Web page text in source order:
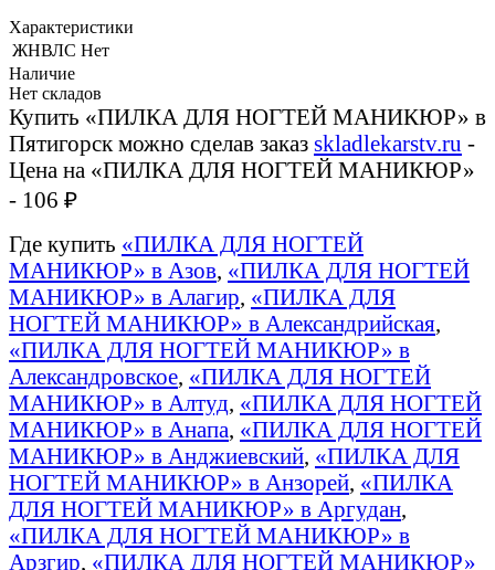
Характеристики
ЖНВЛС Нет
Наличие
Нет складов
Купить «ПИЛКА ДЛЯ НОГТЕЙ МАНИКЮР» в
Пятигорск можно сделав заказ skladlekarstv.ru -
Цена на «ПИЛКА ДЛЯ НОГТЕЙ МАНИКЮР»
- 106 ₽
Где купить «ПИЛКА ДЛЯ НОГТЕЙ
МАНИКЮР» в Азов, «ПИЛКА ДЛЯ НОГТЕЙ
МАНИКЮР» в Алагир, «ПИЛКА ДЛЯ
НОГТЕЙ МАНИКЮР» в Александрийская,
«ПИЛКА ДЛЯ НОГТЕЙ МАНИКЮР» в
Александровское, «ПИЛКА ДЛЯ НОГТЕЙ
МАНИКЮР» в Алтуд, «ПИЛКА ДЛЯ НОГТЕЙ
МАНИКЮР» в Анапа, «ПИЛКА ДЛЯ НОГТЕЙ
МАНИКЮР» в Анджиевский, «ПИЛКА ДЛЯ
НОГТЕЙ МАНИКЮР» в Анзорей, «ПИЛКА
ДЛЯ НОГТЕЙ МАНИКЮР» в Аргудан,
«ПИЛКА ДЛЯ НОГТЕЙ МАНИКЮР» в
Арзгир, «ПИЛКА ДЛЯ НОГТЕЙ МАНИКЮР»